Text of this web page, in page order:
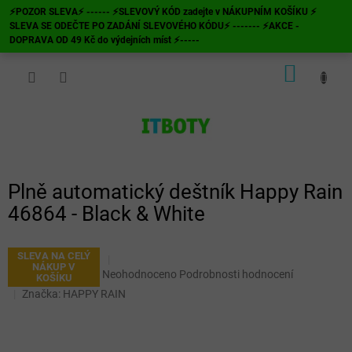
Přejít
na
obsah
⚡POZOR SLEVA⚡ ------ ⚡SLEVOVÝ KÓD zadejte v NÁKUPNÍM KOŠÍKU ⚡
SLEVA SE ODEČTE PO ZADÁNÍ SLEVOVÉHO KÓDU⚡ ------- ⚡AKCE -
DOPRAVA OD 49 Kč do výdejních míst ⚡-----
Plně automatický deštník Happy Rain
46864 - Black & White
SLEVA NA CELÝ
NÁKUP V
KOŠÍKU
Průměrné
hodnocení
Neohodnoceno Podrobnosti hodnocení
Značka: HAPPY RAIN